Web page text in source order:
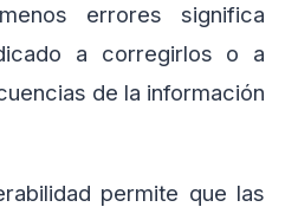
errores significa
a corregirlos o a
de la información
permite que las